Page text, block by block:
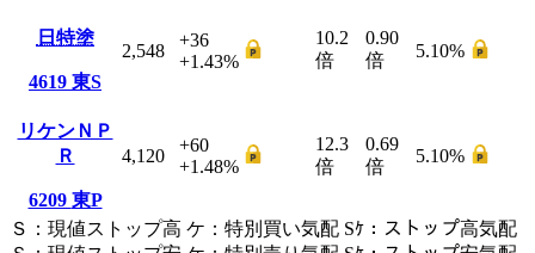
日特塗
4619 東S
2,548
+36
+1.43%
10.2
倍
0.90
倍
5.10%
リケンＮＰ
Ｒ
6209 東P
4,120
+60
+1.48%
12.3
倍
0.69
倍
5.10%
Ｓ ： 現値ストップ高 ケ ： 特別買い気配 Sｹ ： ストップ高気配